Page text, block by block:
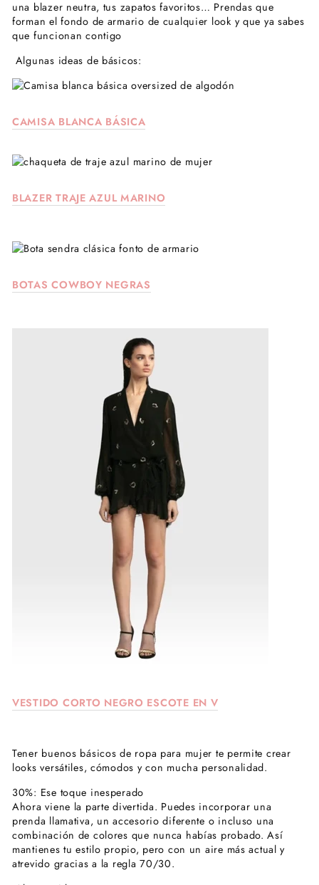
una blazer neutra, tus zapatos favoritos… Prendas que
forman el fondo de armario de cualquier look y que ya sabes
que funcionan contigo
Algunas ideas de básicos:
CAMISA BLANCA BÁSICA
BLAZER TRAJE AZUL MARINO
BOTAS COWBOY NEGRAS
VESTIDO CORTO NEGRO ESCOTE EN V
Tener buenos básicos de ropa para mujer te permite crear
looks versátiles, cómodos y con mucha personalidad.
30%: Ese toque inesperado
Ahora viene la parte divertida. Puedes incorporar una
prenda llamativa, un accesorio diferente o incluso una
combinación de colores que nunca habías probado. Así
mantienes tuestilo propio, pero con un aire más actual y
atrevido gracias a la regla 70/30.